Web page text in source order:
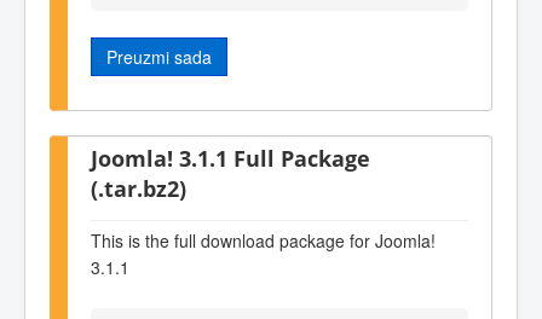
Preuzmi sada
Joomla! 3.1.1 Full Package
(.tar.bz2)
This is the full download package for Joomla!
3.1.1